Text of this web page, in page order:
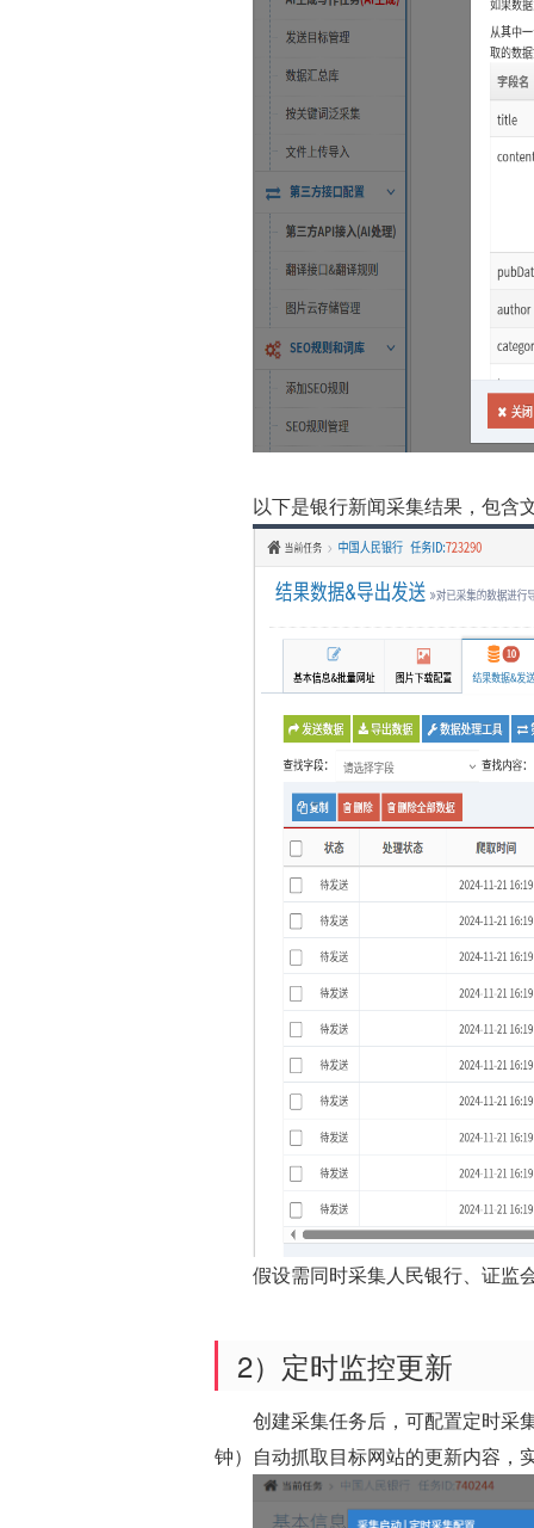
以下是银行新闻采集结果，包含
假设需同时采集人民银行、证监
2）定时监控更新
创建采集任务后，可配置定时采
钟）自动抓取目标网站的更新内容，